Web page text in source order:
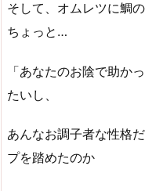
そして、オムレツに鯛
ちょっと…
「あなたのお陰で助か
たいし、
あんなお調子者な性格
プを踏めたのか